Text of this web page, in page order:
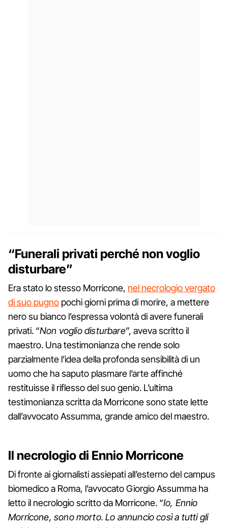
“Funerali privati perché non voglio
disturbare”
Era stato lo stesso Morricone, nel necrologio vergato
di suo pugno pochi giorni prima di morire, a mettere
nero su bianco l’espressa volontà di avere funerali
privati. “Non voglio disturbare”, aveva scritto il
maestro. Una testimonianza che rende solo
parzialmente l’idea della profonda sensibilità di un
uomo che ha saputo plasmare l’arte affinché
restituisse il riflesso del suo genio. L’ultima
testimonianza scritta da Morricone sono state lette
dall’avvocato Assumma, grande amico del maestro.
Il necrologio di Ennio Morricone
Di fronte ai giornalisti assiepati all’esterno del campus
biomedico a Roma, l’avvocato Giorgio Assumma ha
letto il necrologio scritto da Morricone. “Io, Ennio
Morricone, sono morto. Lo annuncio così a tutti gli